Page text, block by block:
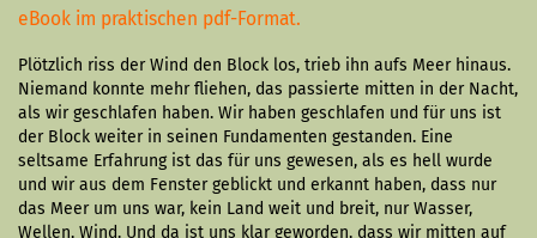
eBook im praktischen pdf-Format.
Plötzlich riss der Wind den Block los, trieb ihn aufs Meer hinaus.
Niemand konnte mehr fliehen, das passierte mitten in der Nacht,
als wir geschlafen haben. Wir haben geschlafen und für uns ist
der Block weiter in seinen Fundamenten gestanden. Eine
seltsame Erfahrung ist das für uns gewesen, als es hell wurde
und wir aus dem Fenster geblickt und erkannt haben, dass nur
das Meer um uns war, kein Land weit und breit, nur Wasser,
Wellen, Wind. Und da ist uns klar geworden, dass wir mitten auf